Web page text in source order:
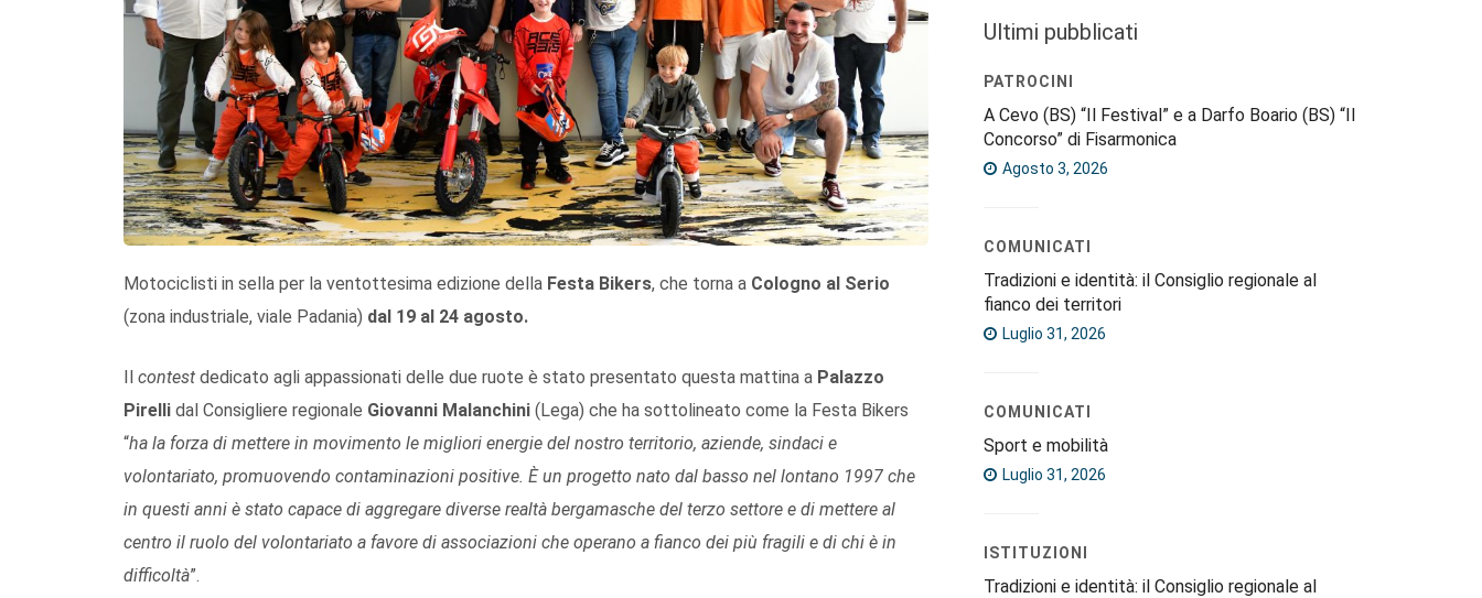
Motociclisti in sella per la ventottesima edizione della Festa Bikers, che torna a Cologno al Serio
(zona industriale, viale Padania) dal 19 al 24 agosto.
Il contest dedicato agli appassionati delle due ruote è stato presentato questa mattina a Palazzo
Pirelli dal Consigliere regionale Giovanni Malanchini (Lega) che ha sottolineato come la Festa Bikers
“ha la forza di mettere in movimento le migliori energie del nostro territorio, aziende, sindaci e
volontariato, promuovendo contaminazioni positive. È un progetto nato dal basso nel lontano 1997 che
in questi anni è stato capace di aggregare diverse realtà bergamasche del terzo settore e di mettere al
centro il ruolo del volontariato a favore di associazioni che operano a fianco dei più fragili e di chi è in
difficoltà”.
Ultimi pubblicati
PATROCINI
A Cevo (BS) “Il Festival” e a Darfo Boario (BS) “Il
Concorso” di Fisarmonica
Agosto 3, 2026
COMUNICATI
Tradizioni e identità: il Consiglio regionale al
fianco dei territori
Luglio 31, 2026
COMUNICATI
Sport e mobilità
Luglio 31, 2026
ISTITUZIONI
Tradizioni e identità: il Consiglio regionale al